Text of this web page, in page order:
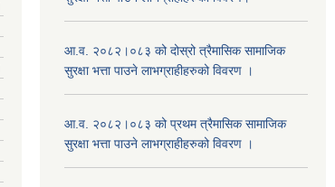
आ.व. २०८२।०८३ को दोस्रो त्रैमासिक सामाजिक
सुरक्षा भत्ता पाउने लाभग्राहीहरुको विवरण ।
आ.व. २०८२।०८३ को प्रथम त्रैमासिक सामाजिक
सुरक्षा भत्ता पाउने लाभग्राहीहरुको विवरण ।